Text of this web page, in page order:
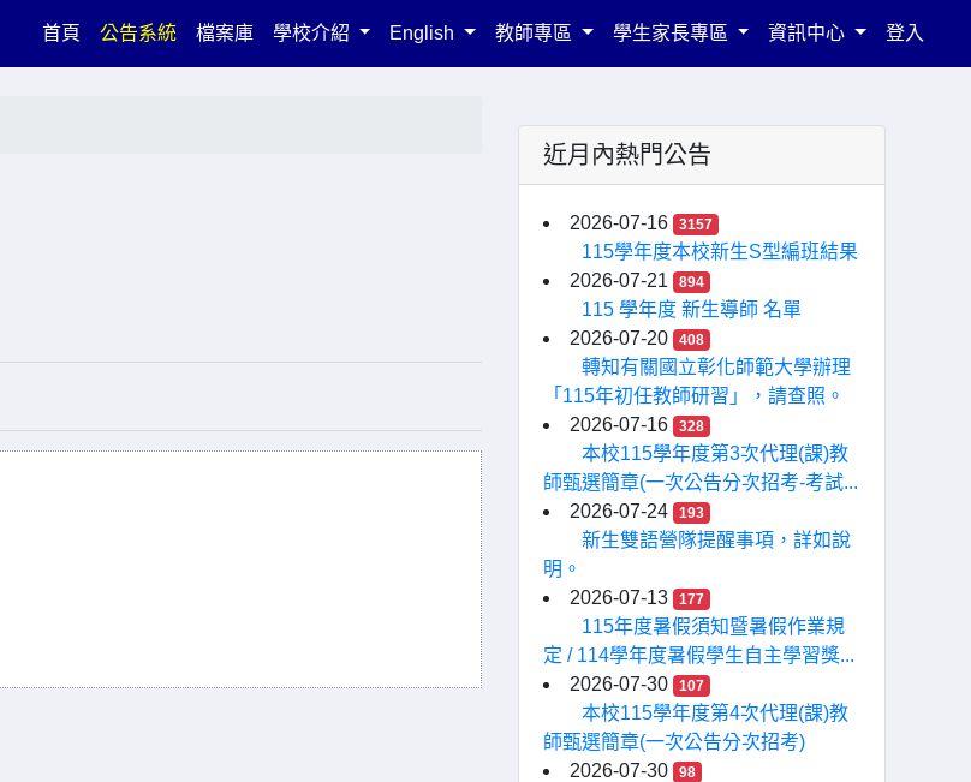
首頁(current)
公告系統 檔案庫 學校介紹 English 教師專區 學生家長專區 資訊中心 登入
近月內熱門公告
2026-07-16 3157
115學年度本校新生S型編班結果
2026-07-21
894
115 學年度 新生導師 名單
2026-07-20
408
轉知有關國立彰化師範大學辦理
「115年初任教師研習」，請查照。
2026-07-16
328
本校115學年度第3次代理(課)教
師甄選簡章(一次公告分次招考-考試...
2026-07-24
193
新生雙語營隊提醒事項，詳如說
明。
2026-07-13
177
115年度暑假須知暨暑假作業規
定 / 114學年度暑假學生自主學習獎...
2026-07-30
107
本校115學年度第4次代理(課)教
師甄選簡章(一次公告分次招考)
2026-07-30
98